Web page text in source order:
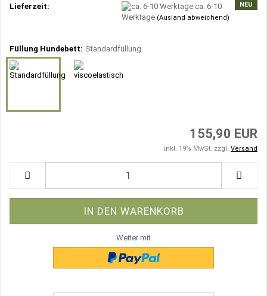
NEU
Lieferzeit:
ca. 6-10
Werktage (Ausland abweichend)
Füllung Hundebett: Standardfüllung
155,90 EUR
inkl. 19% MwSt. zzgl. Versand
Weiter mit